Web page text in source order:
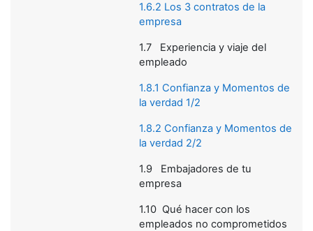
1.6.2 Los 3 contratos de la
empresa
1.7 Experiencia y viaje del
empleado
1.8.1 Confianza y Momentos de
la verdad 1/2
1.8.2 Confianza y Momentos de
la verdad 2/2
1.9 Embajadores de tu
empresa
1.10 Qué hacer con los
empleados no comprometidos